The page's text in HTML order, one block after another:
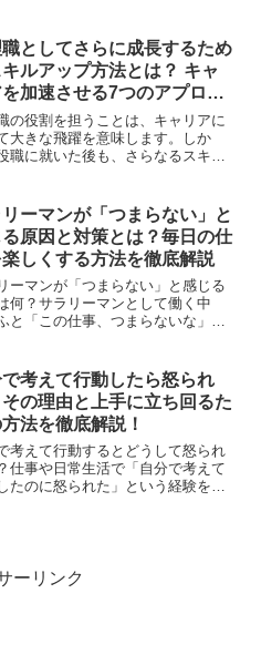
、反抗的な部下との付き合い方に
、具体的なアプローチ...
としてさらに成長するため
ルアップ方法とは？ キャ
を加速させる7つのアプロー
践的なヒント
の役割を担うことは、キャリアに
大きな飛躍を意味します。しか
職に就いた後も、さらなるスキル
を磨き続けることで、組織におけ
が高まり、将来のキャ...
ーマンが「つまらない」と
原因と対策とは？毎日の仕
しくする方法を徹底解説
ーマンが「つまらない」と感じる
何？サラリーマンとして働く中
と「この仕事、つまらないな」と
いを感じられなくなることは多い
まず、その原因を理解...
で考えて行動したら怒られ
の理由と上手に立ち回るた
法を徹底解説！
考えて行動するとどうして怒られ
仕事や日常生活で「自分で考えて
たのに怒られた」という経験を持
ーリンク